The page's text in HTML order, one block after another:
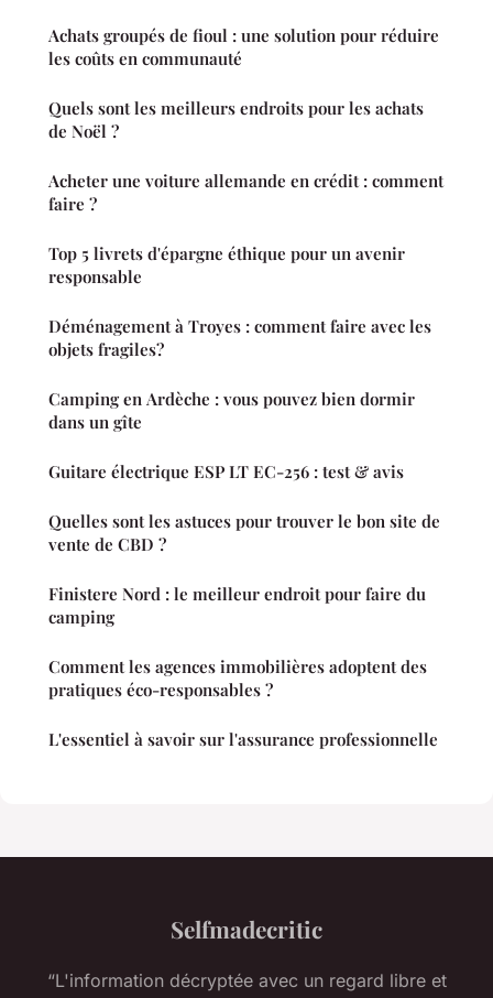
Achats groupés de fioul : une solution pour réduire
les coûts en communauté
Quels sont les meilleurs endroits pour les achats
de Noël ?
Acheter une voiture allemande en crédit : comment
faire ?
Top 5 livrets d'épargne éthique pour un avenir
responsable
Déménagement à Troyes : comment faire avec les
objets fragiles?
Camping en Ardèche : vous pouvez bien dormir
dans un gîte
Guitare électrique ESP LT EC-256 : test & avis
Quelles sont les astuces pour trouver le bon site de
vente de CBD ?
Finistere Nord : le meilleur endroit pour faire du
camping
Comment les agences immobilières adoptent des
pratiques éco-responsables ?
L'essentiel à savoir sur l'assurance professionnelle
Selfmadecritic
“L'information décryptée avec un regard libre et